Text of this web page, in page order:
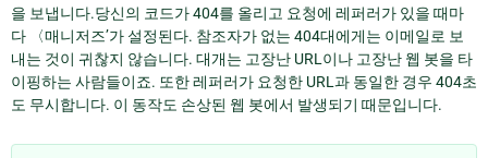
을 보냅니다.당신의 코드가 404를 올리고 요청에 레퍼러가 있을 때마
다 〈매니저즈’가 설정된다. 참조자가 없는 404대에게는 이메일로 보
내는 것이 귀찮지 않습니다. 대개는 고장난 URL이나 고장난 웹 봇을 타
이핑하는 사람들이죠. 또한 레퍼러가 요청한 URL과 동일한 경우 404초
도 무시합니다. 이 동작도 손상된 웹 봇에서 발생되기 때문입니다.